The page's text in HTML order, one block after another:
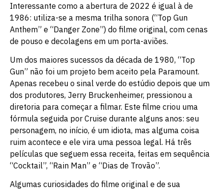
Interessante como a abertura de 2022 é igual à de
1986: utiliza-se a mesma trilha sonora (“Top Gun
Anthem” e “Danger Zone”) do filme original, com cenas
de pouso e decolagens em um porta-aviões.
Um dos maiores sucessos da década de 1980, “Top
Gun” não foi um projeto bem aceito pela Paramount.
Apenas recebeu o sinal verde do estúdio depois que um
dos produtores, Jerry Bruckenheimer, pressionou a
diretoria para começar a filmar. Este filme criou uma
fórmula seguida por Cruise durante alguns anos: seu
personagem, no início, é um idiota, mas alguma coisa
ruim acontece e ele vira uma pessoa legal. Há três
películas que seguem essa receita, feitas em sequência
“Cocktail”, “Rain Man” e “Dias de Trovão”.
Algumas curiosidades do filme original e de sua